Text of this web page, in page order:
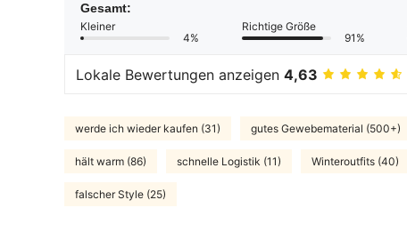
Gesamt:
Kleiner
4%
Richtige Größe
91%
Lokale Bewertungen anzeigen 4,63
werde ich wieder kaufen (31) gutes Gewebematerial (500+)
hält warm (86) schnelle Logistik (11) Winteroutfits (40)
falscher Style (25)